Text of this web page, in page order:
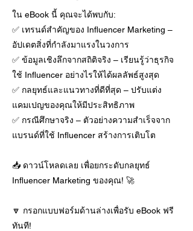
ใน eBook นี้ คุณจะได้พบกับ:
✅ เทรนด์สำคัญของ Influencer Marketing –
อัปเดตสิ่งที่กำลังมาแรงในวงการ
✅ ข้อมูลเชิงลึกจากสถิติจริง – เรียนรู้ว่าธุรกิจ
ใช้ Influencer อย่างไรให้ได้ผลลัพธ์สูงสุด
✅ กลยุทธ์และแนวทางที่ดีที่สุด – ปรับแต่ง
แคมเปญของคุณให้มีประสิทธิภาพ
✅ กรณีศึกษาจริง – ตัวอย่างความสำเร็จจาก
แบรนด์ที่ใช้ Influencer สร้างการเติบโต
📥 ดาวน์โหลดเลย เพื่อยกระดับกลยุทธ์
Influencer Marketing ของคุณ! 🚀
🔽 กรอกแบบฟอร์มด้านล่างเพื่อรับ eBook ฟรี
ทันที!